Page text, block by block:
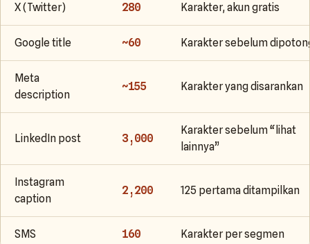
X (Twitter) 280 Karakter, akun gratis
Google title ~60 Karakter sebelum
Meta
description
~155 Karakter yang disarankan
LinkedIn post 3,000
Karakter sebelum “lihat
lainnya”
Instagram
caption
2,200 125 pertama ditampilkan
SMS 160 Karakter per segmen